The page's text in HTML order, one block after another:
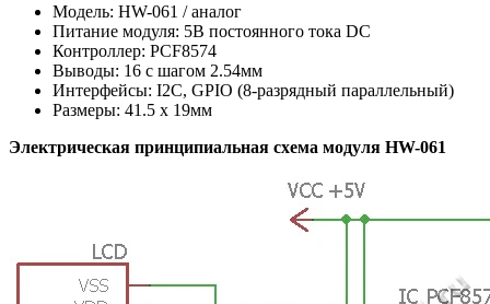
Модель: HW-061 / аналог
Питание модуля: 5В постоянного тока DC
Контроллер: PCF8574
Выводы: 16 с шагом 2.54мм
Интерфейсы: I2C, GPIO (8-разрядный параллельный)
Размеры: 41.5 х 19мм
Электрическая принципиальная схема модуля HW-061